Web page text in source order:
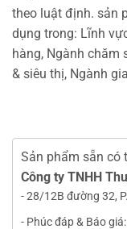
theo luật định. sản
dụng trong: Lĩnh
hàng, Ngành chăm
& siêu thị, Ngành
Sản phẩm sẵn có
Công ty TNHH
- 28/12B đường 32,
- Phúc đáp & Báo giá: